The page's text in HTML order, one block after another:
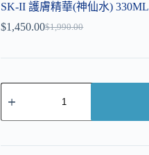
SK-II 護膚精華(神仙水) 330ML
$1,990.00
$1,450.00